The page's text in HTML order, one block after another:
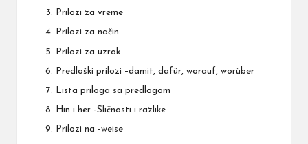
Prilozi za vreme
Prilozi za način
Prilozi za uzrok
Predloški prilozi –damit, dafür, worauf, worüber
Lista priloga sa predlogom
Hin i her -Sličnosti i razlike
Prilozi na -weise